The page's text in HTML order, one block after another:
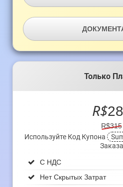
Только
R$
R$315
Используйте Код Купона
Заказа
С НДС
Нет Скрытых Затрат